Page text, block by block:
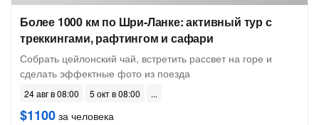
Более 1000 км по Шри-Ланке: активный тур с
треккингами, рафтингом и сафари
Собрать цейлонский чай, встретить рассвет на горе и
сделать эффектные фото из поезда
24 авг в 08:00 5 окт в 08:00
$1100 за человека